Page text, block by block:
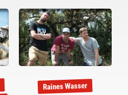
Raines Wasser